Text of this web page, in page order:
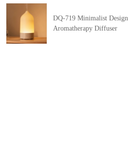
DQ-719 Minimalist Design
Aromatherapy Diffuser